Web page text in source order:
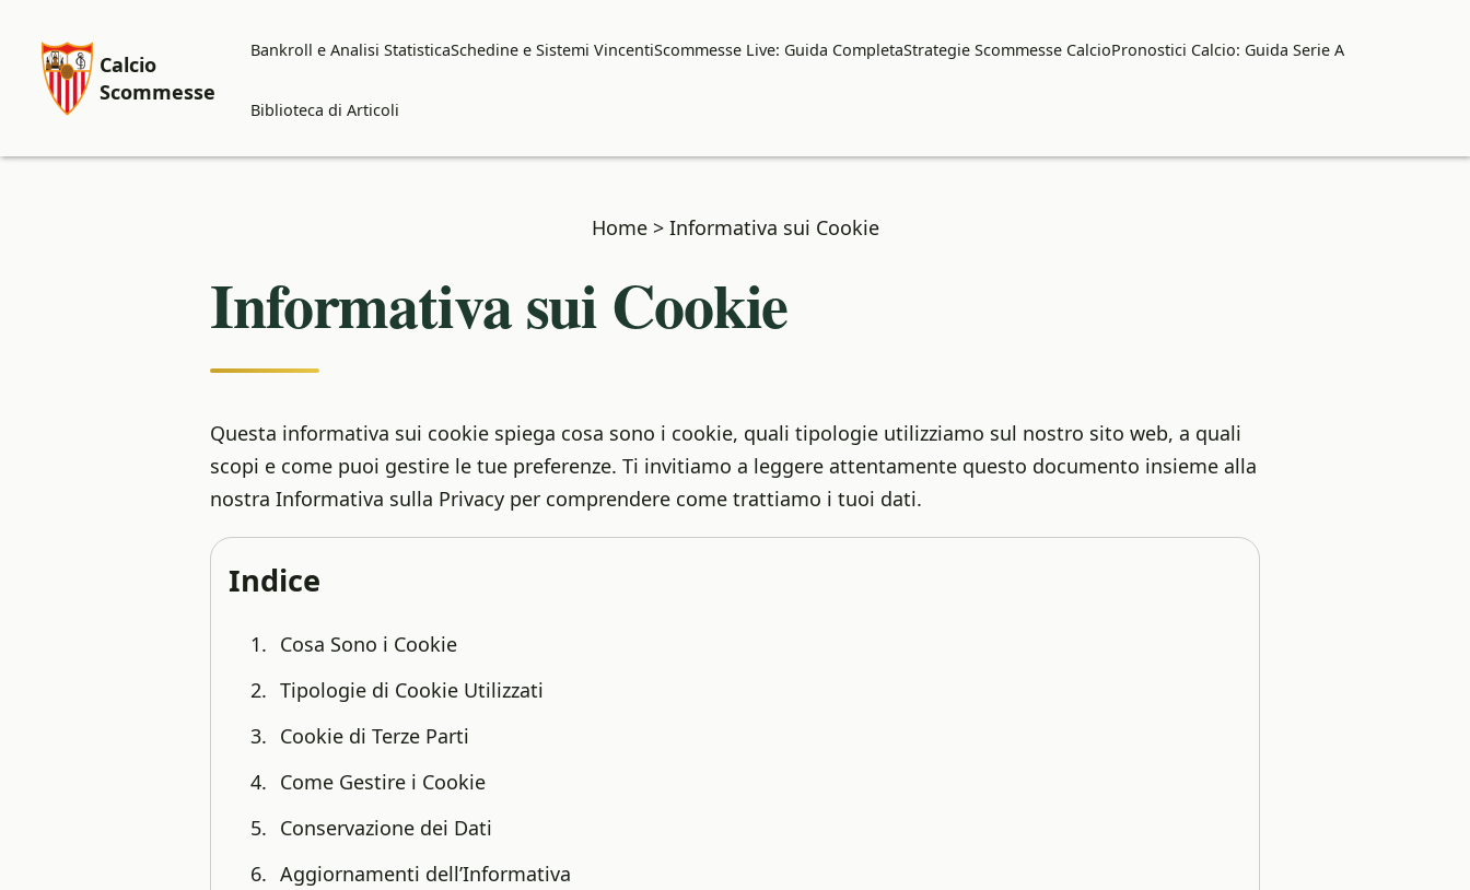
Calcio
Scommesse
Bankroll e Analisi StatisticaSchedine e Sistemi VincentiScommesse Live: Guida CompletaStrategie Scommesse CalcioPronostici Calcio: Guida Serie A
Biblioteca di Articoli
Home > Informativa sui Cookie
Informativa sui Cookie
Questa informativa sui cookie spiega cosa sono i cookie, quali tipologie utilizziamo sul nostro sito web, a quali
scopi e come puoi gestire le tue preferenze. Ti invitiamo a leggere attentamente questo documento insieme alla
nostra Informativa sulla Privacy per comprendere come trattiamo i tuoi dati.
Indice
Cosa Sono i Cookie
Tipologie di Cookie Utilizzati
Cookie di Terze Parti
Come Gestire i Cookie
Conservazione dei Dati
Aggiornamenti dell’Informativa